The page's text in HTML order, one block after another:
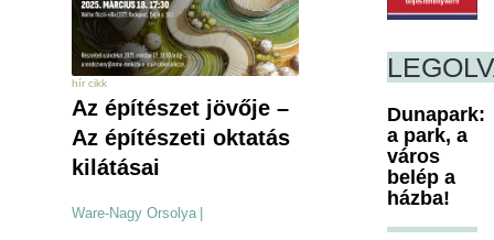
hír cikk
Az építészet jövője –
Az építészeti oktatás
kilátásai
Ware-Nagy Orsolya
Dunapark:
a park, a
város
belép a
házba!